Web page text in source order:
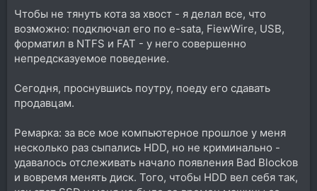
Чтобы не тянуть кота за хвост - я делал все, что
возможно: подключал его по e-sata, FiewWire, USB,
форматил в NTFS и FAT - у него совершенно
непредсказуемое поведение.
Сегодня, проснувшись поутру, поеду его сдавать
продавцам.
Ремарка: за все мое компьютерное прошлое у меня
несколько раз сыпались HDD, но не криминально -
удавалось отслеживать начало появления Bad Blockов
и вовремя менять диск. Того, чтобы HDD вел себя так,